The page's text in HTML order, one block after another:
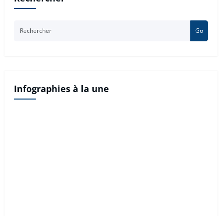
Go
Infographies à la une